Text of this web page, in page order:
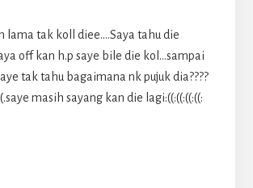
lama tak koll diee….Saya tahu die
off kan h.p saye bile die kol…sampai
tak tahu bagaimana nk pujuk dia????
masih sayang kan die lagi:((:((:((:((: